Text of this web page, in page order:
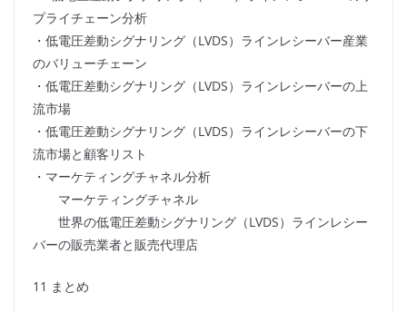
プライチェーン分析
・低電圧差動シグナリング（LVDS）ラインレシーバー産業
のバリューチェーン
・低電圧差動シグナリング（LVDS）ラインレシーバーの上
流市場
・低電圧差動シグナリング（LVDS）ラインレシーバーの下
流市場と顧客リスト
・マーケティングチャネル分析
マーケティングチャネル
世界の低電圧差動シグナリング（LVDS）ラインレシー
バーの販売業者と販売代理店
11 まとめ